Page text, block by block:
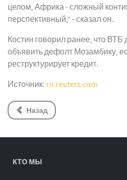
целом, Африка - сложный
перспективный,” - сказал он.
Костин говорил ранее, что ВТБ
объявить дефолт Мозамбику,
реструктурирует кредит.
Источник: ru.reuters.com
Назад
КТО МЫ